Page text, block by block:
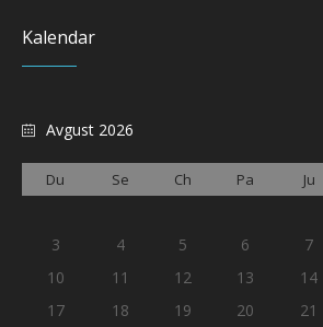
Kalendar
Avgust 2026
Du Se Ch Pa Ju
3
4 5 6 7
10
11 12 13 14
17
18 19 20 21